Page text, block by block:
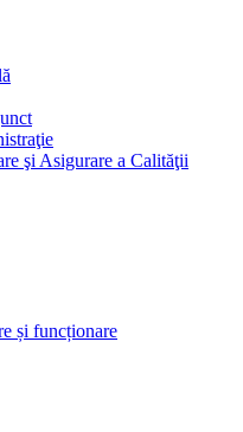
şi Asigurare a Calităţii
și funcționare